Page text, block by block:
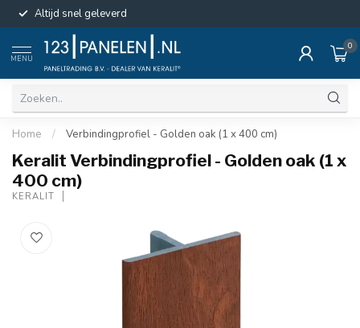
Altijd snel geleverd
MENU
0
Home / Verbindingprofiel - Golden oak (1 x 400 cm)
Keralit Verbindingprofiel - Golden oak (1 x
400 cm)
KERALIT